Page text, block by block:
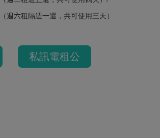
（週六租隔週一還，共可使用三天）
私訊電租公